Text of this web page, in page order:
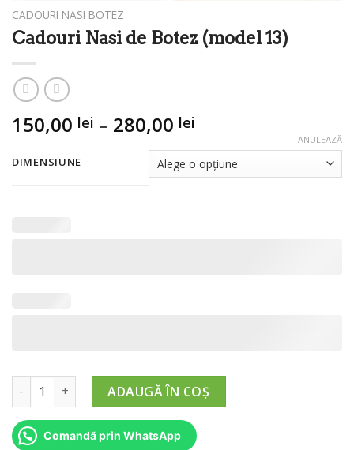
CADOURI NASI BOTEZ
Cadouri Nasi de Botez (model 13)
150,00 lei – 280,00 lei
prețuri:
150,00 lei
DIMENSIUNE
ANULEAZĂ
Cantitate Cadouri Nasi de Botez (model 13)
ADAUGĂ ÎN COȘ
Comandă prin WhatsApp